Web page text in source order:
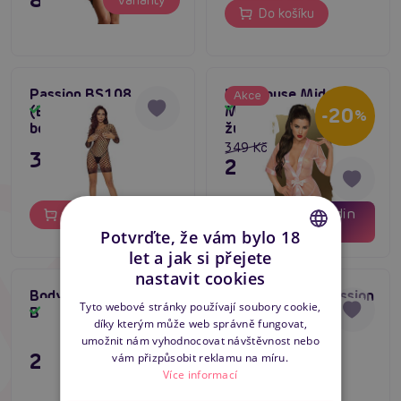
Do košíku
Passion BS108
(Black), síťovaný
bodystocking
Skladem
349 Kč
Do košíku
Akce
-20%
11 hodin
56 minut
Penthouse Midnight
Mirage (Rose), sexy
župánek
Skladem
349 Kč
279 Kč
Do košíku
Bodystocking Passion
BS027 černý
Skladem
295 Kč
5Bodystocking Passion
BS025 černý
Skladem
295 Kč
ENGLISH
Potvrďte, že vám bylo 18
let a jak si přejete
nastavit cookies
Tyto webové stránky používají soubory cookie,
díky kterým může web správně fungovat,
umožnit nám vyhodnocovat návštěvnost nebo
vám přizpůsobit reklamu na míru.
Více informací